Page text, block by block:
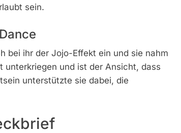
sein.
bei ihr der Jojo-Effekt ein und sie nahm
unterkriegen und ist der Ansicht, dass
unterstützte sie dabei, die